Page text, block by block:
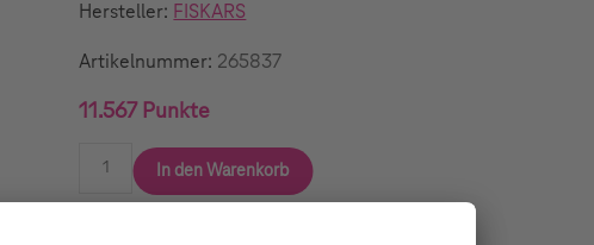
Hersteller: FISKARS
Artikelnummer: 265837
11.567 Punkte
In den Warenkorb